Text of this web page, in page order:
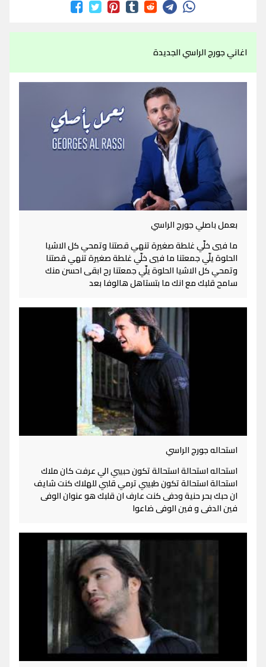
اغاني جورج الراسي الجديدة
بعمل باصلي جورج الراسي
ما فيي خلّي غلطة صغيرة تنهي قصتنا وتمحي كل الاشيا
الحلوة يلّي جمعتنا ما فيي خلّي غلطة صغيرة تنهي قصتنا
وتمحي كل الاشيا الحلوة يلّي جمعتنا رح ابقى احسن منك
سامح قلبك مع انك ما بتستاهل هالوفا بعد
استحاله جورج الراسي
استحاله استحالة استحالة تكون حبيبي الي عرفت كان ملاك
استحالة استحالة تكون طبيبي ترمي قلبي للهلاك كنت شايف
ان حبك بحر حنية ودفى كنت عارف ان قلبك هو عنوان الوفى
فين الدفى و فين الوفى ضاعوا